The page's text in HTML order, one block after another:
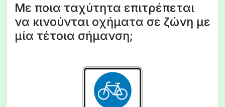
Με ποια ταχύτητα επιτρέπεται
να κινούνται οχήματα σε ζώνη με
μία τέτοια σήμανση;